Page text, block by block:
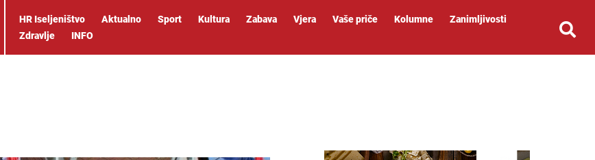
HR Iseljeništvo Aktualno Sport Kultura Zabava Vjera Vaše priče Kolumne
Zanimljivosti
Zdravlje
INFO